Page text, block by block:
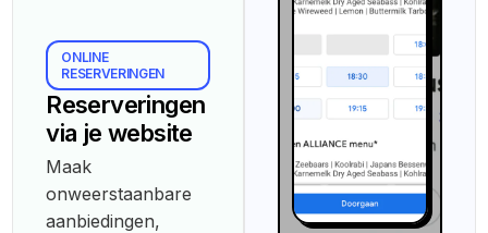
ONLINE
RESERVERINGEN
Reserveringen
via je website
Maak
onweerstaanbare
aanbiedingen,